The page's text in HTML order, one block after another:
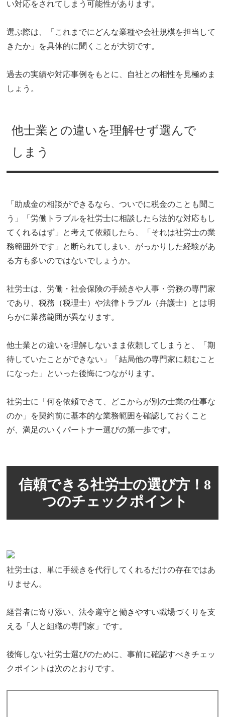
い対応をされてしまう可能性があります。
選ぶ際は、「これまでにどんな業種や会社規模を担当して
きたか」を具体的に聞くことが大切です。
過去の実績や対応事例をもとに、自社との相性を見極めま
しょう。
他士業との違いを理解せず選んで
しまう
「助成金の相談ができるなら、ついでに税金のことも聞こ
う」「労働トラブルを社労士に相談したら法的な対応もし
てくれるはず」と考えて依頼したら、「それは社労士の業
務範囲外です」と断られてしまい、がっかりした経験があ
る方も多いのではないでしょうか。
社労士は、労働・社会保険の手続きや人事・労務の専門家
であり、税務（税理士）や法律トラブル（弁護士）とは明
らかに業務範囲が異なります。
他士業との違いを理解しないまま依頼してしまうと、「期
待していたことができない」「結局他の専門家に頼むこと
になった」といった後悔につながります。
社労士に「何を依頼できて、どこからが別の士業の仕事な
のか」を契約前に基本的な業務範囲を確認しておくこと
が、満足のいくパートナー選びの第一歩です。
信頼できる社労士の選び方！8
つのチェックポイント
社労士は、単に手続きを代行してくれるだけの存在ではあ
りません。
経営者に寄り添い、法令遵守と働きやすい職場づくりを支
える「人と組織の専門家」です。
後悔しない社労士選びのために、事前に確認すべきチェッ
クポイントは次のとおりです。